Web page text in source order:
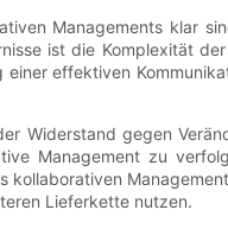
Managements klar
ist die Komplexität
effektiven
Widerstand gegen
Management zu
kollaborativen
Lieferkette nutzen.